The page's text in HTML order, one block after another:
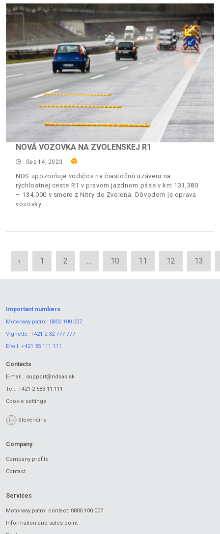
NOVÁ VOZOVKA NA ZVOLENSKEJ R1
Sep 14, 2023
NDS upozorňuje vodičov na čiastočnú uzáveru na
rýchlostnej ceste R1 v pravom jazdnom páse v km 131,380
– 134,000 v smere z Nitry do Zvolena. Dôvodom je oprava
vozovky.
‹ 1 2 ... 10 11 12 13
Important numbers
Motorway patrol: 0800 100 007
Vignette: +421 2 32 777 777
E-toll: +421 35 111 111
Contacts
E-mail.: support@ndsas.sk
Tel.: +421 2 583 11 111
Cookie settings
Slovenčina
Company
Company profile
Contact
Services
Motorway patrol contact: 0800 100 007
Information and sales point